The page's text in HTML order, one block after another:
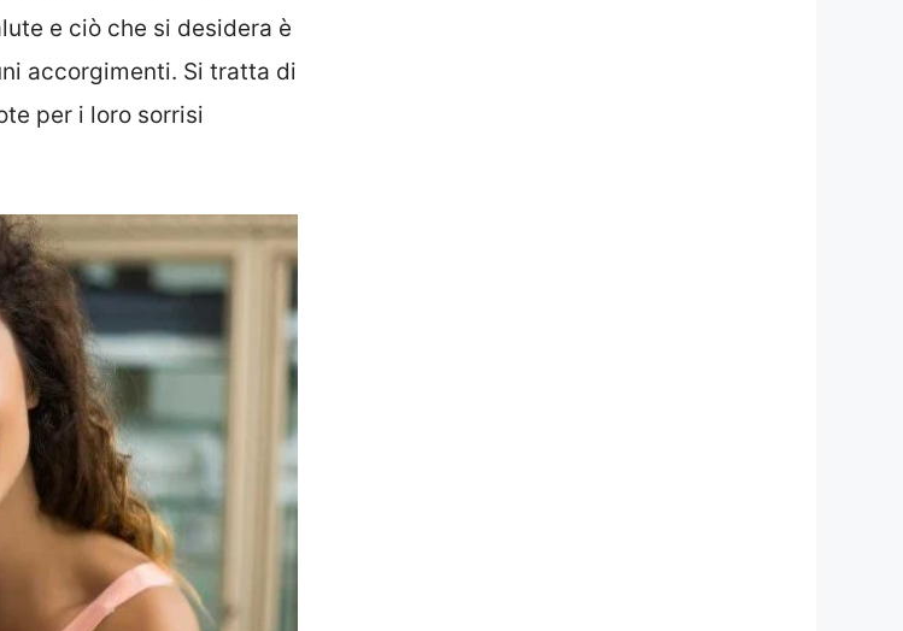
e ciò che si desidera è
accorgimenti. Si tratta di
per i loro sorrisi